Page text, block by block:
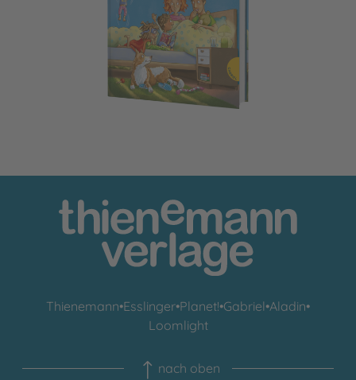
Das neue Vorlesebuch für starke Kinder
Thienemann•Esslinger•Planet!•Gabriel•Aladin•
Loomlight
nach oben